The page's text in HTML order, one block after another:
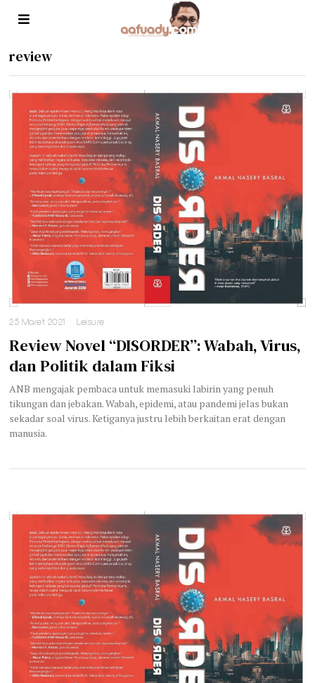
review
25 Maret 2021 Leisure
Review Novel “DISORDER”: Wabah, Virus,
dan Politik dalam Fiksi
ANB mengajak pembaca untuk memasuki labirin yang penuh
tikungan dan jebakan. Wabah, epidemi, atau pandemi jelas bukan
sekadar soal virus. Ketiganya justru lebih berkaitan erat dengan
manusia.